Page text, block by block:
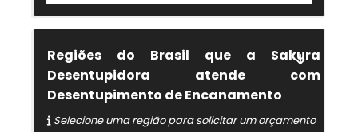
Regiões do Brasil que a Sakura
Desentupidora atende com
Desentupimento de Encanamento
Selecione uma região para solicitar um orçamento